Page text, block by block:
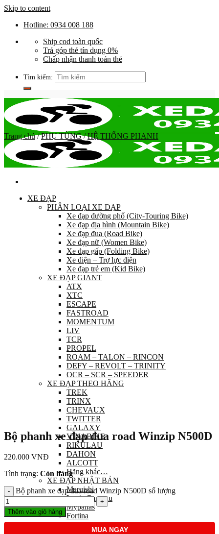
Skip to content
Hotline: 0934 008 188
Ship cod toàn quốc
Trả góp thẻ tín dụng 0%
Chấp nhận thanh toán thẻ
Tìm kiếm:
XE ĐẠP
PHÂN LOẠI XE ĐẠP
Xe đạp đường phố (City-Touring Bike)
Xe đạp địa hình (Mountain Bike)
Xe đạp đua (Road Bike)
Xe đạp nữ (Women Bike)
Xe đạp gấp (Folding Bike)
Xe điện – Trợ lực điện
Xe đạp trẻ em (Kid Bike)
XE ĐẠP GIANT
ATX
XTC
ESCAPE
FASTROAD
MOMENTUM
LIV
TCR
PROPEL
ROAM – TALON – RINCON
DEFY – REVOLT – TRINITY
OCR – SCR – SPEEDER
XE ĐẠP THEO HÃNG
TREK
TRINX
CHEVAUX
TWITTER
GALAXY
VINABIKE
RIKULAU
DAHON
ALCOTT
Hãng khác…
XE ĐẠP NHẬT BẢN
Maruishi
Louis Garneau
Mypallas
Fortina
Kawamura
Trang chủ / PHỤ TÙNG / HỆ THỐNG PHANH
Bộ phanh xe đạp đua road Winzip N500D
220.000 VNĐ
Tình trạng: Còn hàng
Bộ phanh xe đạp đua road Winzip N500D số lượng
Thêm vào giỏ hàng
MUA NGAY